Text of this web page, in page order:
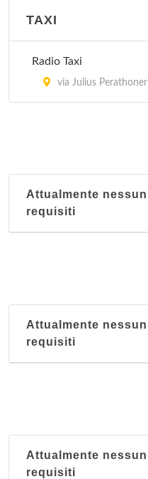
TAXI
Radio Taxi
via Julius
Attualmente
requisiti
Attualmente
requisiti
Attualmente
requisiti